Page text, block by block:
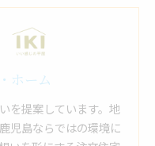
ホーム
を提案しています。地
児島ならではの環境に